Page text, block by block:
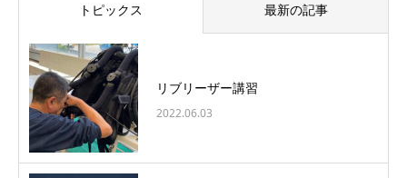
トピックス 最新の記事
リブリーザー講習
2022.06.03